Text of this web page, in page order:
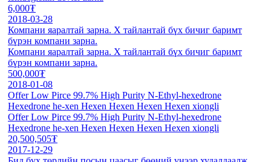
6,000₮
2018-03-28
Компани яаралтай зарна. X тайлантай бүх бичиг баримт
бүрэн компани зарна.
Компани яаралтай зарна. X тайлантай бүх бичиг баримт
бүрэн компани зарна.
500,000₮
2018-01-08
Offer Low Pirce 99.7% High Purity N-Ethyl-hexedrone
Hexedrone he-xen Hexen Hexen Hexen Hexen xiongli
Offer Low Pirce 99.7% High Purity N-Ethyl-hexedrone
Hexedrone he-xen Hexen Hexen Hexen Hexen xiongli
20,500,505₮
2017-12-29